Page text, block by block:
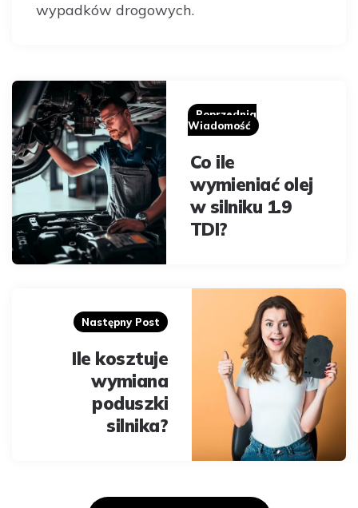
wypadków drogowych.
Post
navigation
Poprzednia
Wiadomość
Co ile
wymieniać olej
w silniku 1.9
TDI?
Następny Post
Ile kosztuje
wymiana
poduszki
silnika?